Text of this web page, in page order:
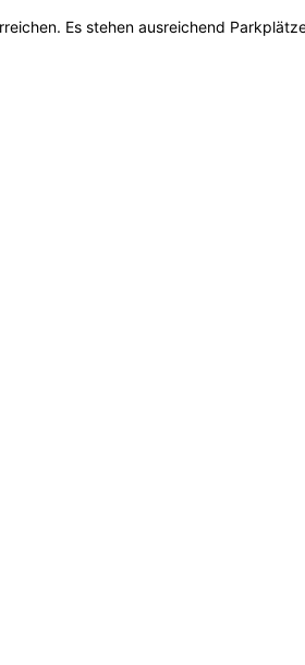
Es stehen ausreichend